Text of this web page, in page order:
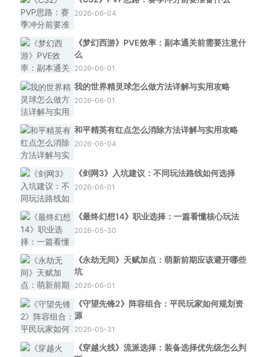
2026-06-04
《梦幻西游》PVE效率：副本通关前需要注意什
么
2026-06-01
我的世界精灵球怎么做方法详解与实用攻略
2026-06-01
和平精英有红点怎么消除方法详解与实用攻略
2026-06-04
《剑网3》入坑建议：不同玩法路线如何选择
2026-06-01
《最终幻想14》职业选择：一篇看懂核心玩法
2026-05-30
《永劫无间》天赋加点：萌新前期应该避开哪些
坑
2026-06-01
《守望先锋2》阵容组合：平民玩家如何规划资
源
2026-05-31
《穿越火线》流派选择：装备选择优先级怎么判